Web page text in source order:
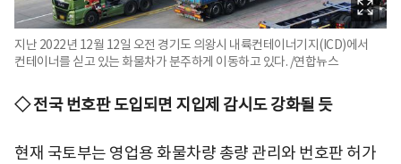
지난 2022년 12월 12일 오전 경기도 의왕시 내륙컨테이너기지(ICD)에서
컨테이너를 싣고 있는 화물차가 분주하게 이동하고 있다. /연합뉴스
◇ 전국 번호판 도입되면 지입제 감시도 강화될 듯
현재 국토부는 영업용 화물차량 총량 관리와 번호판 허가